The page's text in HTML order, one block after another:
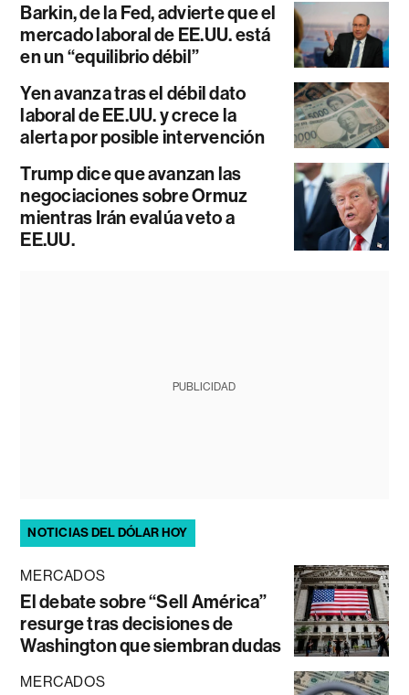
Barkin, de la Fed, advierte que el
mercado laboral de EE.UU. está
en un “equilibrio débil”
Yen avanza tras el débil dato
laboral de EE.UU. y crece la
alerta por posible intervención
Trump dice que avanzan las
negociaciones sobre Ormuz
mientras Irán evalúa veto a
EE.UU.
PUBLICIDAD
NOTICIAS DEL DÓLAR HOY
MERCADOS
El debate sobre “Sell América”
resurge tras decisiones de
Washington que siembran dudas
MERCADOS